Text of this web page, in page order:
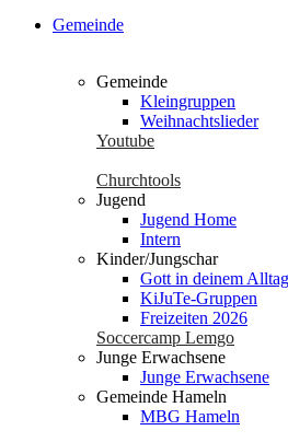
Gemeinde
Gemeinde
Kleingruppen
Weihnachtslieder
Youtube
Churchtools
Jugend
Jugend Home
Intern
Kinder/Jungschar
Gott in deinem Alltag
KiJuTe-Gruppen
Freizeiten 2026
Soccercamp Lemgo
Junge Erwachsene
Junge Erwachsene
Gemeinde Hameln
MBG Hameln
Der Menschensohn ist’s, der
Matthäus 13,37-38
© Evangelische Brüder-Unität –
Über uns
Unsere Gemeinde besteht aus
jeden Alters, die eins verbindet:
Christus. Gemeinsam möchten
werden, Sein Wort kennen
nachfolgen. Dabei unterstützen
ermutigen uns auch im Alltag
Gottesdienste